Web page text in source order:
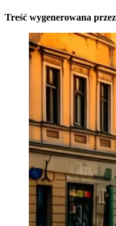
Treść wygenerowana